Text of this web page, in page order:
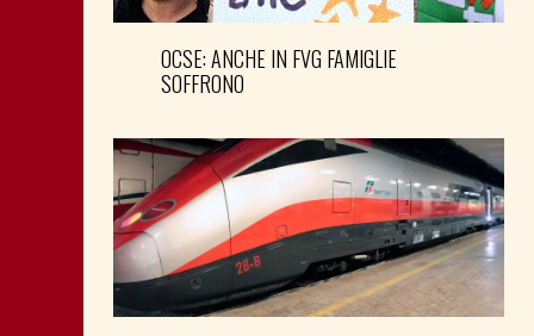
OCSE: ANCHE IN FVG FAMIGLIE
SOFFRONO